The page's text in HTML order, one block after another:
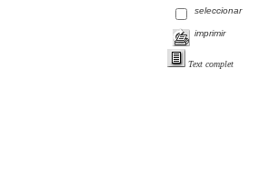
seleccionar
imprimir
Text complet